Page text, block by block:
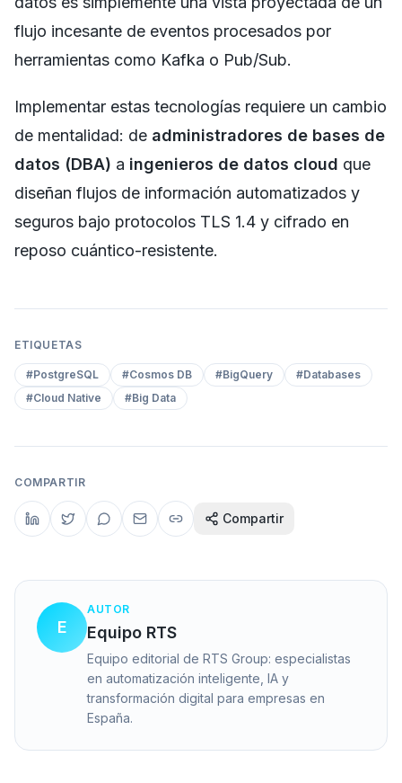
flujo incesante de eventos procesados por
herramientas como Kafka o Pub/Sub.
Implementar estas tecnologías requiere un cambio
de mentalidad: de administradores de bases de
datos (DBA) a ingenieros de datos cloud que
diseñan flujos de información automatizados y
seguros bajo protocolos TLS 1.4 y cifrado en
reposo cuántico-resistente.
ETIQUETAS
#PostgreSQL #Cosmos DB #BigQuery #Databases
#Cloud Native #Big Data
COMPARTIR
Compartir
E
AUTOR
Equipo RTS
Equipo editorial de RTS Group: especialistas
en automatización inteligente, IA y
transformación digital para empresas en
España.